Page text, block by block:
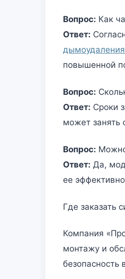
Вопрос: Как
Ответ:
дымоудаления
повышенной
Вопрос:
Ответ: Сроки
может занять
Вопрос:
Ответ: Да,
ее
Где заказать
Компания
монтажу и
безопасность